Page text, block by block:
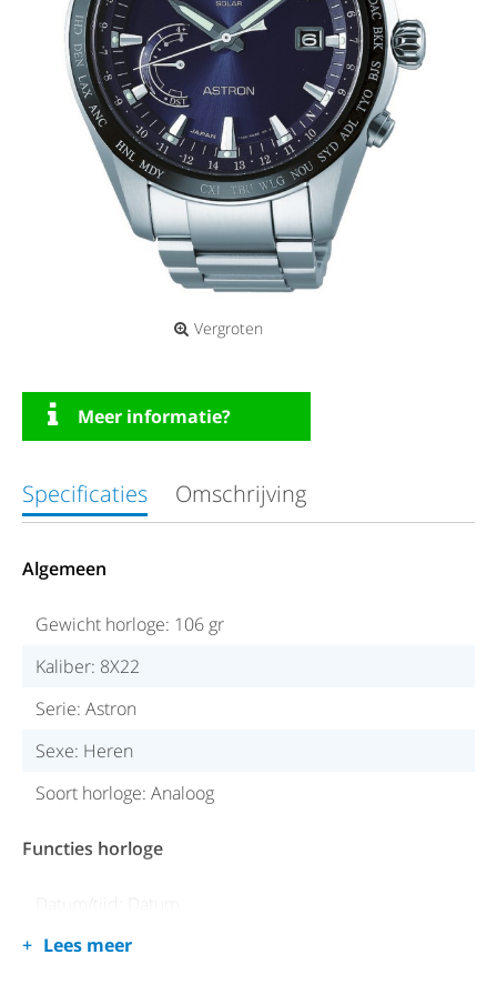
Vergroten
Meer informatie?
Specificaties Omschrijving
Algemeen
Gewicht horloge: 106 gr
Kaliber: 8X22
Serie: Astron
Sexe: Heren
Soort horloge: Analoog
Functies horloge
Energiereserve (max): 6 maanden
Lees meer